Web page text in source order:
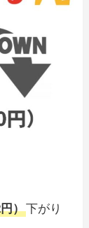
）下がり